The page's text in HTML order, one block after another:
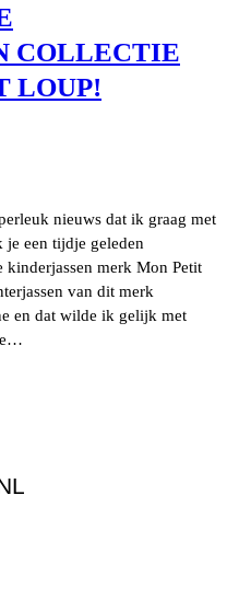
COLLECTIE
LOUP!
nieuws dat ik graag met
een tijdje geleden
merk Mon Petit
van dit merk
en dat wilde ik gelijk met